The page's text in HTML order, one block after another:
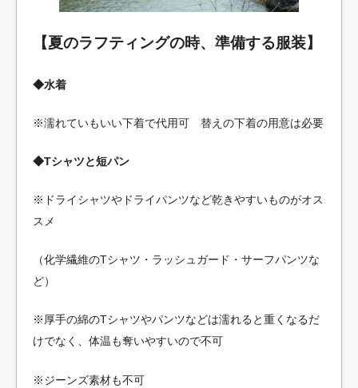
【夏のラフティングの時、準備する服装】
◆水着
※濡れていもいい下着で代用可 替えの下着の用意は必要
◆Tシャツと短パン
※ドライシャツやドライパンツなど乾きやすいものがオス
スメ
（化学繊維のTシャツ・ラッシュガード・サーフパンツな
ど）
※厚手の綿のTシャツやパンツなどは濡れると重くなるだ
けでなく、体温も奪いやすいので不可
※ジーンズ素材も不可